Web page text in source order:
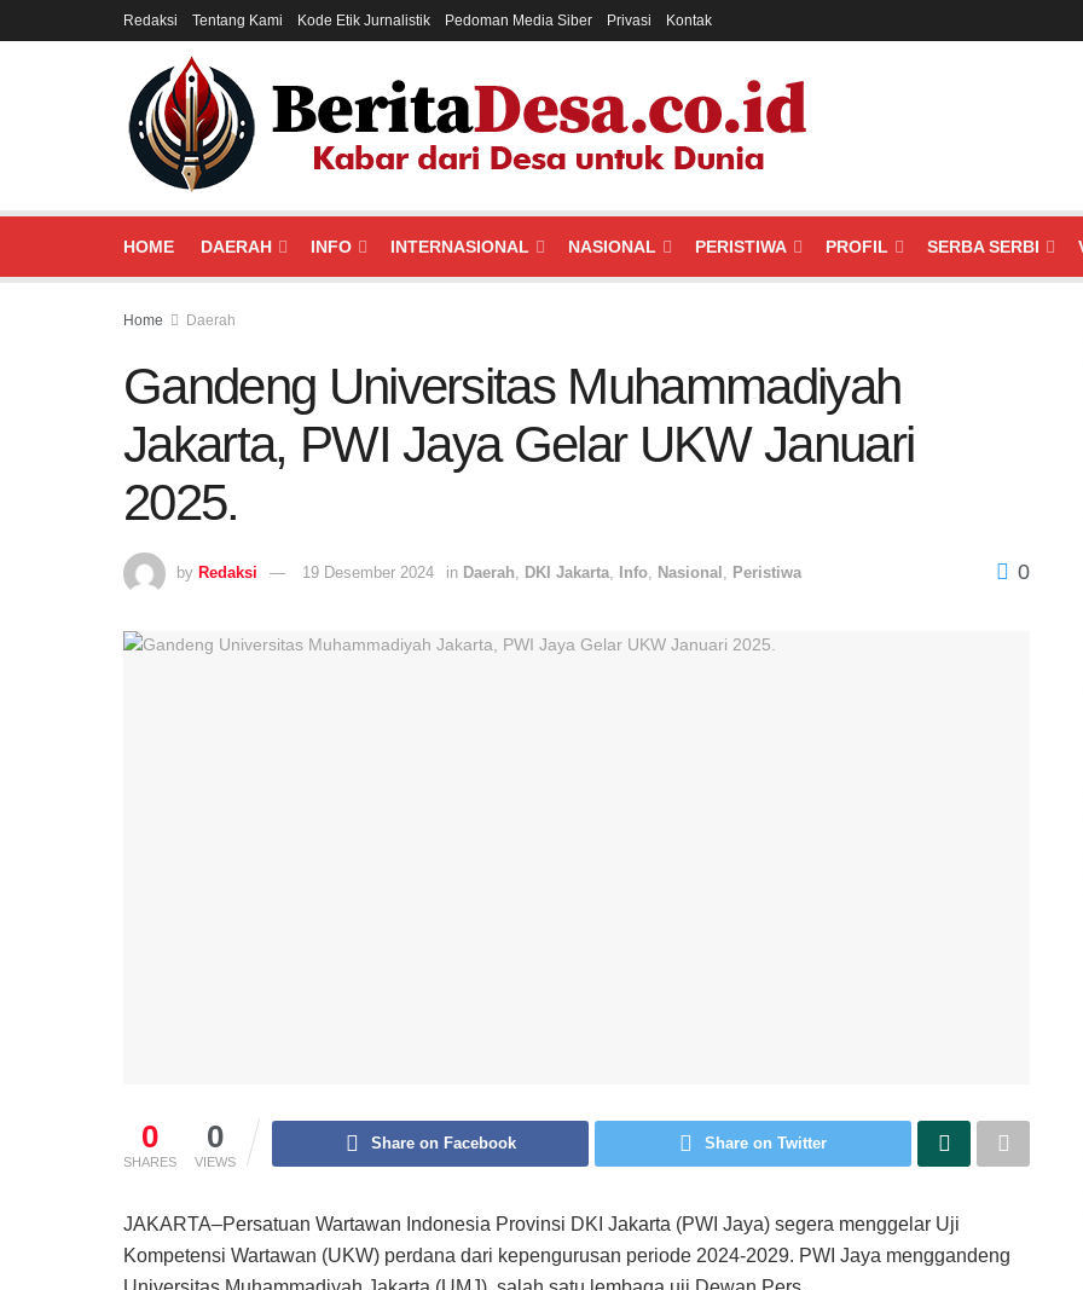
Redaksi Tentang Kami Kode Etik Jurnalistik Pedoman Media Siber Privasi Kontak
HOME DAERAH INFO INTERNASIONAL NASIONAL PERISTIWA PROFIL SERBA SERBI
Home Daerah
Gandeng Universitas Muhammadiyah
Jakarta, PWI Jaya Gelar UKW Januari
2025.
by Redaksi 19 Desember 2024 in Daerah DKI Jakarta Info Nasional Peristiwa 0
0
SHARES
0
VIEWS
Share on Facebook Share on Twitter
JAKARTA–Persatuan Wartawan Indonesia Provinsi DKI Jakarta (PWI Jaya) segera menggelar Uji
Kompetensi Wartawan (UKW) perdana dari kepengurusan periode 2024-2029. PWI Jaya menggandeng